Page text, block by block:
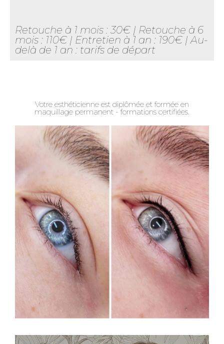
Retouche à 1 mois : 30€ | Retouche à 6
mois : 110€ | Entretien à 1 an : 190€ | Au-
delà de 1 an : tarifs de départ
Votre esthéticienne est diplômée et formée en
maquillage permanent - formations certifiées.